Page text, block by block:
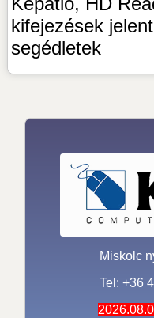
kifejezések
segédletek
Miskolc
Tel: +36